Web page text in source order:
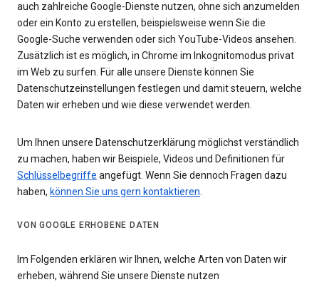
auch zahlreiche Google-Dienste nutzen, ohne sich anzumelden
oder ein Konto zu erstellen, beispielsweise wenn Sie die
Google-Suche verwenden oder sich YouTube-Videos ansehen.
Zusätzlich ist es möglich, in Chrome im Inkognitomodus privat
im Web zu surfen. Für alle unsere Dienste können Sie
Datenschutzeinstellungen festlegen und damit steuern, welche
Daten wir erheben und wie diese verwendet werden.
Um Ihnen unsere Datenschutzerklärung möglichst verständlich
zu machen, haben wir Beispiele, Videos und Definitionen für
Schlüsselbegriffe angefügt. Wenn Sie dennoch Fragen dazu
haben, können Sie uns gern kontaktieren.
VON GOOGLE ERHOBENE DATEN
Im Folgenden erklären wir Ihnen, welche Arten von Daten wir
erheben, während Sie unsere Dienste nutzen